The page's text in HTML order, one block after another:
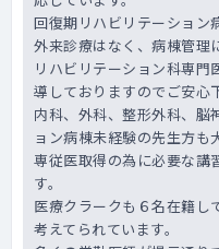
回復期リハビリテーション
外来診療はなく、病棟管理
リハビリテーション科専門
導しておりますのでご安心
内科、外科、整形外科、脳
ョン病棟未経験の先生方も
専従医取得の為に必要な講
す。
医療クラークも６名在籍し
考えてられています。